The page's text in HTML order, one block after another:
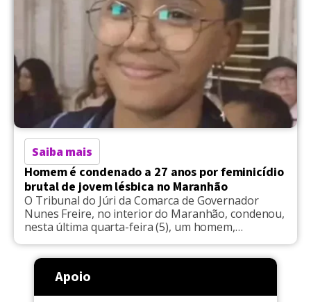
Saiba mais
Homem é condenado a 27 anos por feminicídio
brutal de jovem lésbica no Maranhão
O Tribunal do Júri da Comarca de Governador
Nunes Freire, no interior do Maranhão, condenou,
nesta última quarta-feira (5), um homem,
de prisão, em regime inicialmente fechado, pelo
assassinato da jovem Ana Caroline Campêlo, de 21
anos. A decisão, proferida pelo juiz Bruno Chaves
de Oliveira, […]
Apoio